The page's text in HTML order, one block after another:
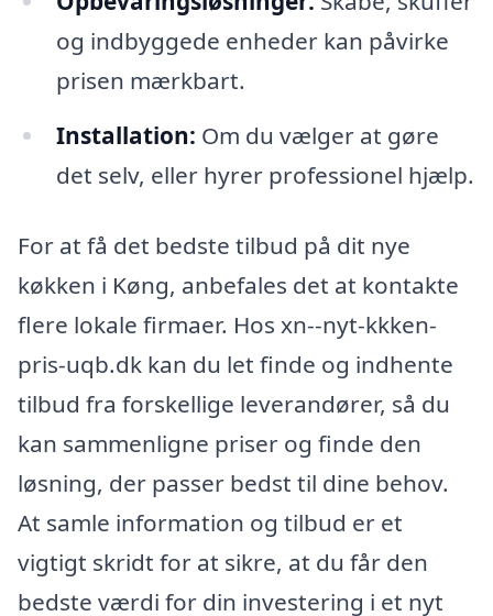
og indbyggede enheder kan påvirke
prisen mærkbart.
Installation: Om du vælger at gøre
det selv, eller hyrer professionel hjælp.
For at få det bedste tilbud på dit nye
køkken i Køng, anbefales det at kontakte
flere lokale firmaer. Hos xn--nyt-kkken-
pris-uqb.dk kan du let finde og indhente
tilbud fra forskellige leverandører, så du
kan sammenligne priser og finde den
løsning, der passer bedst til dine behov.
At samle information og tilbud er et
vigtigt skridt for at sikre, at du får den
bedste værdi for din investering i et nyt